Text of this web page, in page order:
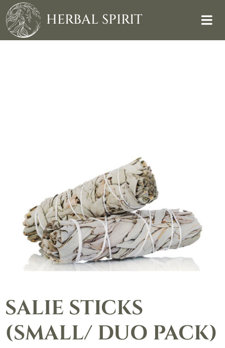
Skip
to
content
HERBAL SPIRIT
SALIE STICKS
(SMALL/ DUO PACK)